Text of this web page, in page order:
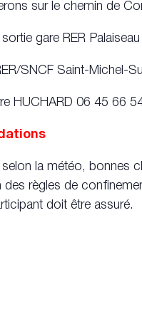
sur le chemin de
gare RER
SNCF Saint-Michel-
HUCHARD 06 45 66
la météo, bonnes
des règles de
doit être assuré.